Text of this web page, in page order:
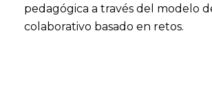
pedagógica a través del modelo
colaborativo basado en retos.